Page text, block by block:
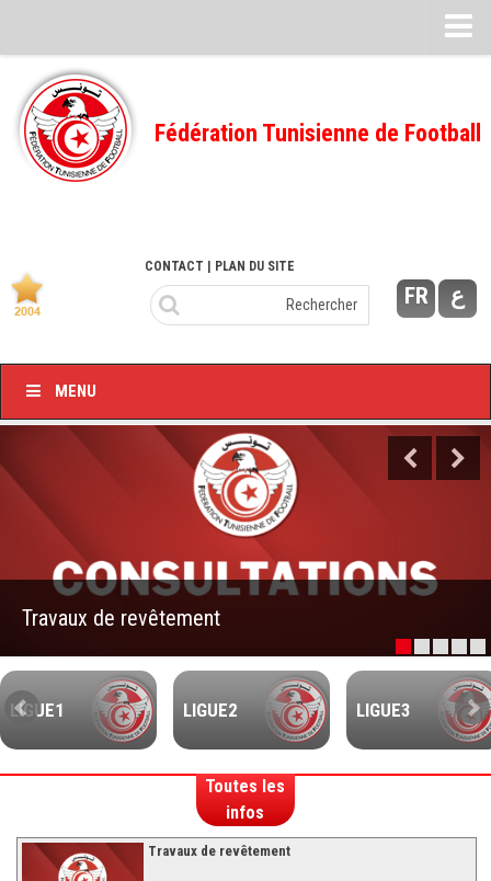
Feuille de match
FMI – 2022/2023
Ligue I – 2022/2023
Ligue I – 2020/2021
Ligue I – 2019/2020
Feuilles de match 2018/2019
Feuille de match 2017/2018
–Ligue I–
–Ligue II–
Feuille de match 2016/2017
-Ligue I-
-Ligue II-
Fédération Tunisienne de Football
FR ع
CONTACT | PLAN DU SITE
MENU
Travaux de revêtement
LIGUE1 LIGUE2 LIGUE3
Toutes les
infos
Travaux de revêtement